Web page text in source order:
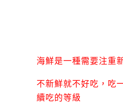
海鮮是一種需要注重
不新鮮就不好吃，吃
續吃的等級